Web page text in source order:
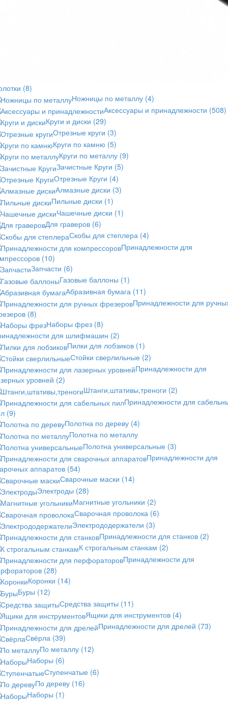
(8)
Ножницы по металлу (4)
Аксессуары и принадлежности (508)
Круги и диски (29)
Отрезные круги (3)
Круги по камню (5)
Круги по металлу (9)
Зачистные Круги (5)
Отрезные Круги (4)
Алмазные диски (3)
Пильные диски (1)
Чашечные диски (1)
Для граверов (6)
Скобы для степлера (4)
Принадлежности для
(10)
Запчасти (6)
Газовые баллоны (1)
Абразивная бумага (11)
Принадлежности для
(8)
Наборы фрез (8)
для шлифмашин (2)
Пилки для лобзиков (1)
Стойки сверлильные (2)
Принадлежности для
уровней (2)
Штанги,штативы,треноги (2)
Принадлежности для
(9)
Полотна по дереву (4)
Полотна по металлу
Полотна универсальные (3)
Принадлежности для
аппаратов (54)
Сварочные маски (14)
Электроды (28)
Магнитные угольники (2)
Сварочная проволока (6)
Электрододержатели (3)
Принадлежности для станков (2)
К строгальным станкам (2)
Принадлежности для
(28)
Коронки (14)
Буры (12)
Средства защиты (11)
Ящики для инструментов (4)
Принадлежности для дрелей (73)
Свёрла (39)
По металлу (12)
Наборы (6)
Ступенчатые (6)
По дереву (16)
Наборы (1)